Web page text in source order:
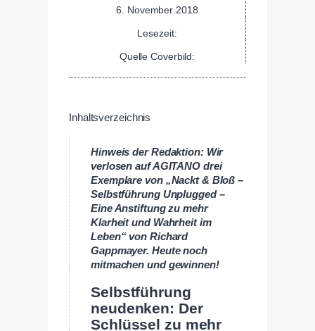
6. November 2018
Lesezeit:
Quelle Coverbild:
Inhaltsverzeichnis
Hinweis der Redaktion: Wir
verlosen auf AGITANO drei
Exemplare von „Nackt & Bloß –
Selbstführung Unplugged –
Eine Anstiftung zu mehr
Klarheit und Wahrheit im
Leben“ von Richard
Gappmayer. Heute noch
mitmachen und gewinnen!
Selbstführung
neudenken: Der
Schlüssel zu mehr